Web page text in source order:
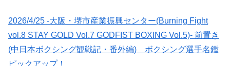
2026/4/25 -大阪・堺市産業振興センター(Burning Fight
vol.8 STAY GOLD Vol.7 GODFIST BOXING Vol.5)- 前置き
(中日本ボクシング観戦記・番外編) ボクシング選手名鑑
ピックアップ！